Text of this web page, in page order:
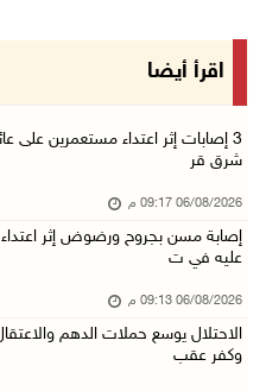
الاحتلال يدمّر بيت الزوجية قبل
إصابتان بالرصاص والاعتداء خلال
06/آب/2026 06:56 م
الاحتلال يسلم جثمان الشهيد
06/آب/2026 06:38 م
دودين والتميمي يسلمان
بيت لحم: حجاوي يتفقد بلدة
اقرأ أيضا
‏3 إصابات إثر اعتداء مستعمرين على
شرق قر
06/08/2026 09:17 م
إصابة مسن بجروح ورضوض إثر
عليه في ت
06/08/2026 09:13 م
الاحتلال يوسع حملات الدهم
وكفر عقب